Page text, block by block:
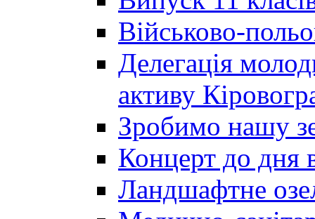
Військово-
Делегація
активу
Зробимо нашу
Концерт до дня
Ландшафтне